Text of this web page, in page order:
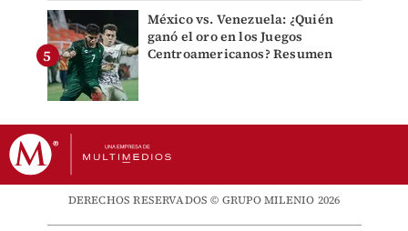
México vs. Venezuela: ¿Quién
ganó el oro en los Juegos
Centroamericanos? Resumen
DERECHOS RESERVADOS © GRUPO MILENIO 2026